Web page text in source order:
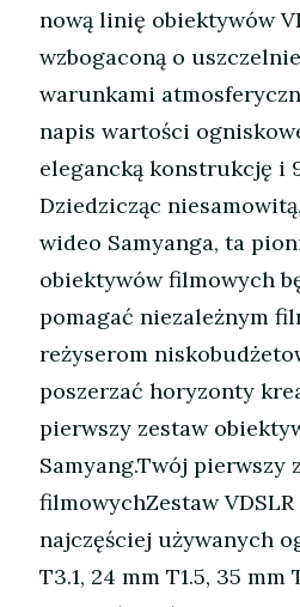
nową linię obiektywów
wzbogaconą o
warunkami
napis wartości
elegancką konstrukcję i
Dziedzicząc
wideo Samyanga, ta
obiektywów filmowych
pomagać niezależnym
reżyserom
poszerzać horyzonty
pierwszy zestaw
Samyang.Twój pierwszy
filmowychZestaw
najczęściej używanych
T3.1, 24 mm T1.5, 35 mm